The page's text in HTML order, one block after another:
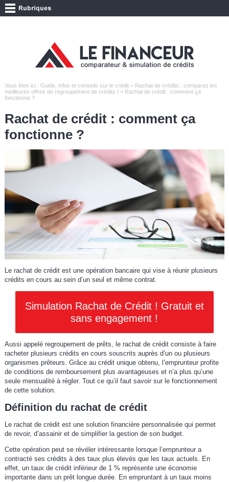
Vous êtes ici : Guide, infos et conseils sur le crédit> Rachat de crédits : comparez les
meilleures offres de regroupement de crédits ! > Rachat de crédit : comment ça
fonctionne ?
Rachat de crédit : comment ça
fonctionne ?
Le rachat de crédit est une opération bancaire qui vise à réunir plusieurs
crédits en cours au sein d’un seul et même contrat.
Simulation Rachat de Crédit ! Gratuit et
sans engagement !
Aussi appelé regroupement de prêts, le rachat de crédit consiste à faire
racheter plusieurs crédits en cours souscrits auprès d’un ou plusieurs
organismes prêteurs. Grâce au crédit unique obtenu, l’emprunteur profite
de conditions de remboursement plus avantageuses et n’a plus qu’une
seule mensualité à régler. Tout ce qu’il faut savoir sur le fonctionnement
de cette solution.
Définition du rachat de crédit
Le rachat de crédit est une solution financière personnalisée qui permet
de revoir, d’assainir et de simplifier la gestion de son budget.
Cette opération peut se révéler intéressante lorsque l’emprunteur a
contracté ses crédits à des taux plus élevés que les taux actuels. En
effet, un taux de crédit inférieur de 1 % représente une économie
importante dans un prêt longue durée. En empruntant à un taux moins